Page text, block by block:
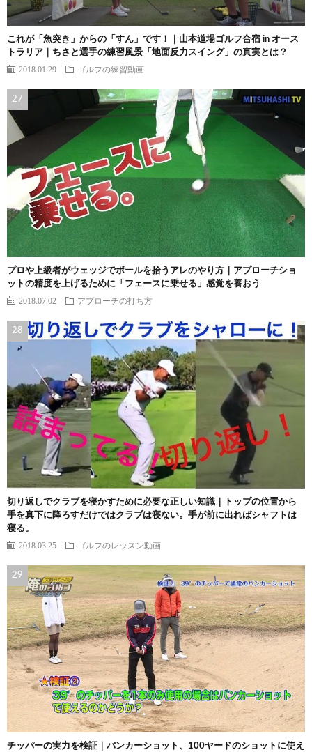
これが「魚突き」からの「すん」です！｜山本道場ゴルフ合宿 in オース
トラリア｜ちさと選手の練習風景「地面反力スイング」の真実とは？
2018.01.29 ゴルフの練習動画
プロや上級者がウェッジでボールを拾うアレのやり方｜アプローチショ
ットの精度を上げるために「フェースに乗せる」感覚を養おう
2018.07.02 アプローチの打ち方
切り返しでクラブを寝かすために必要な正しい知識｜トップの位置から
手を真下に降ろすだけではクラブは寝ない。手が前に出ればシャフトは
寝る。
2018.03.25 ゴルフのレッスン動画
チッパーの実力を検証｜バンカーショット、100ヤードのショットに使え